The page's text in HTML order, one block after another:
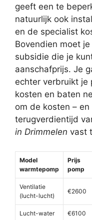
geeft een te
natuurlijk ook
en de specialist
Bovendien moet
subsidie die je
aanschafprijs. Je
echter verbruikt je
kosten en baten
om de kosten –
terugverdientijd
in Drimmelen vast
Model
warmtepomp
Prijs
pomp
Ventilatie
(lucht-lucht)
€2600
Lucht-water €6100